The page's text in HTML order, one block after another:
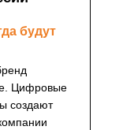
Цифровые
создают
будут